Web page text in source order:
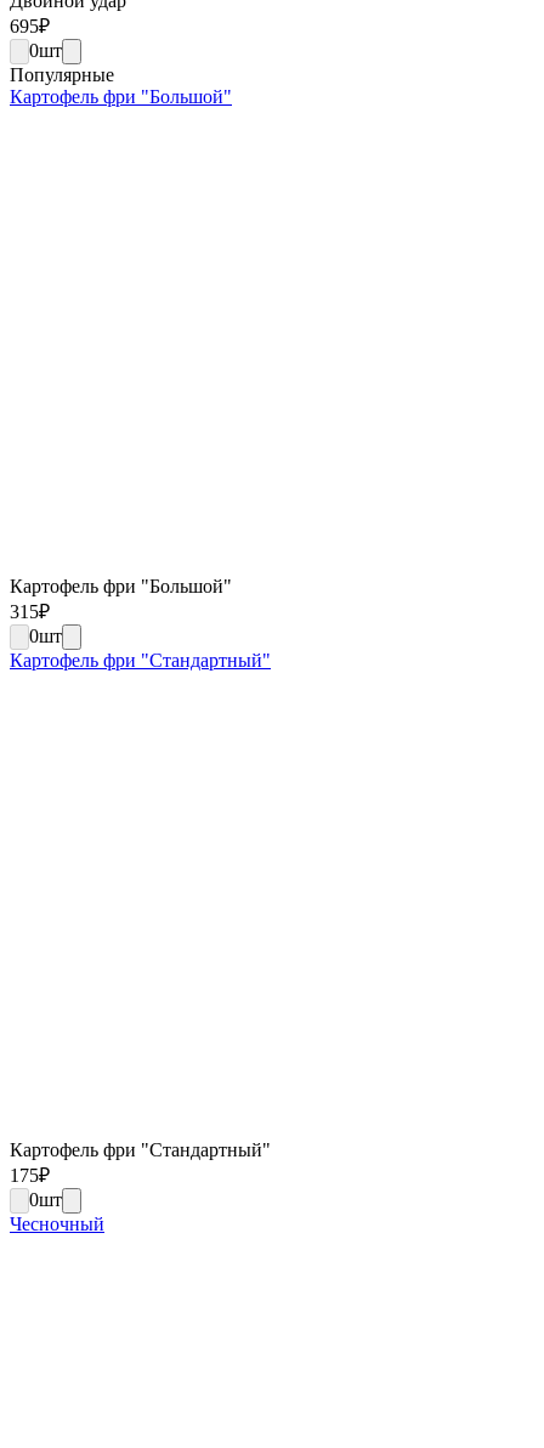
695₽
0шт
Популярные
Картофель фри "Большой"
Картофель фри "Большой"
315₽
0шт
Картофель фри "Стандартный"
Картофель фри "Стандартный"
175₽
0шт
Чесночный